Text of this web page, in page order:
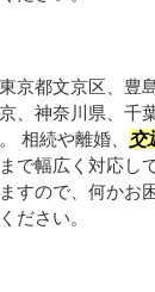
京都文京区、豊
、神奈川県、千
相続や離婚、 交
で幅広く対応し
すので、何かお
ださい。